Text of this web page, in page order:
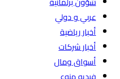
عربي و دولي
أخبار رياضية
أخبار شركات
أسواق ومال